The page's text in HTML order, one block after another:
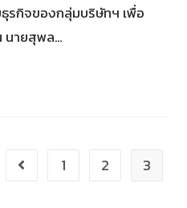
รกิจของกลุ่มบริษัทฯ เพื่อ
นายสุพล…
1 2 3